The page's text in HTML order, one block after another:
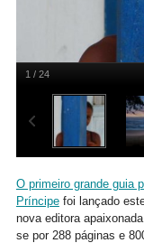
1 / 24
O primeiro grande guia
Príncipefoi lançado
nova editora
se por 288 páginas e